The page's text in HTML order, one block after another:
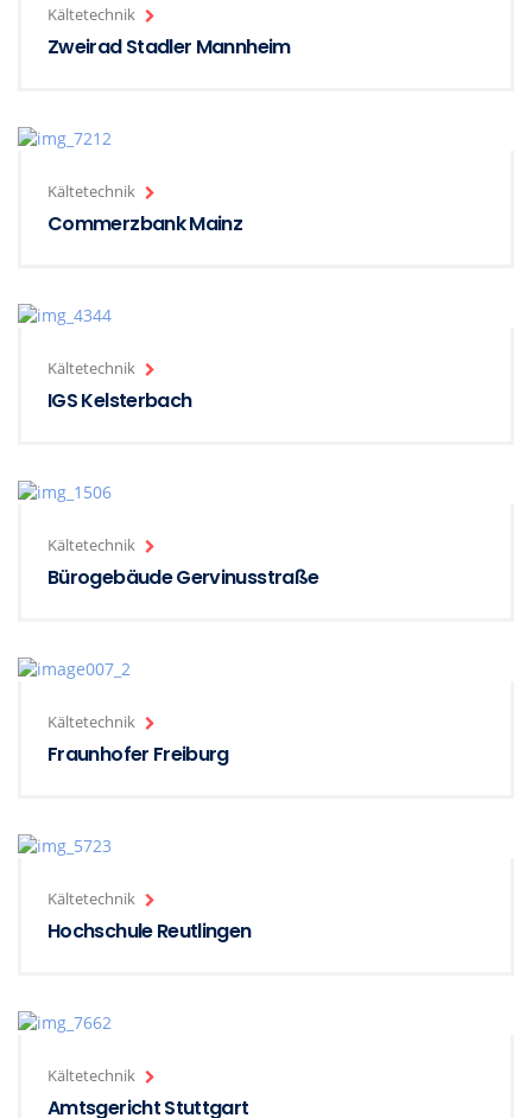
Kältetechnik
Zweirad Stadler Mannheim
Kältetechnik
Commerzbank Mainz
Kältetechnik
IGS Kelsterbach
Kältetechnik
Bürogebäude Gervinusstraße
Kältetechnik
Fraunhofer Freiburg
Kältetechnik
Hochschule Reutlingen
Kältetechnik
Amtsgericht Stuttgart